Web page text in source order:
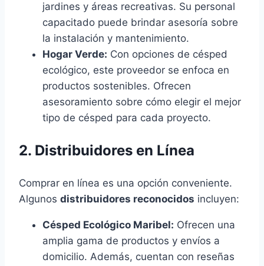
jardines y áreas recreativas. Su personal
capacitado puede brindar asesoría sobre
la instalación y mantenimiento.
Hogar Verde: Con opciones de césped
ecológico, este proveedor se enfoca en
productos sostenibles. Ofrecen
asesoramiento sobre cómo elegir el mejor
tipo de césped para cada proyecto.
2. Distribuidores en Línea
Comprar en línea es una opción conveniente.
Algunos distribuidores reconocidos incluyen:
Césped Ecológico Maribel: Ofrecen una
amplia gama de productos y envíos a
domicilio. Además, cuentan con reseñas